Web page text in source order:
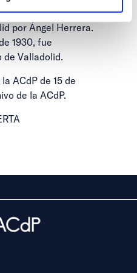
P desde su
por Ángel Herrera.
1930, fue
de Valladolid.
ACdP de 15 de
de la ACdP.